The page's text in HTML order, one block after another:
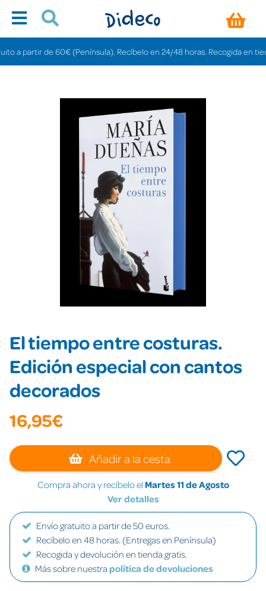
partir de 60€ (Península). Recíbelo en 24/48 horas. Recogida en tiendas
El tiempo entre costuras.
Edición especial con cantos
decorados
16,95€
Añadir a la cesta
Compra ahora y recíbelo el Martes 11 de Agosto
Ver detalles
Envío gratuito a partir de 50 euros.
Recíbelo en 48 horas. (Entregas en Península)
Recogida y devolución en tienda gratis.
Más sobre nuestra política de devoluciones